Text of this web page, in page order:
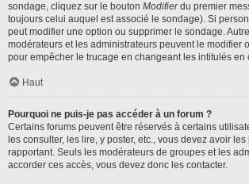
sondage, cliquez sur le bouton Modifierdu premier
toujours celui auquel est associé le sondage). Si
peut modifier une option ou supprimer le sondage.
modérateurs et les administrateurs peuvent le modifier
pour empêcher le trucage en changeant les intitulés en
Haut
Pourquoi ne puis-je pas accéder à un forum ?
Certains forums peuvent être réservés à certains
les consulter, les lire, y poster, etc., vous devez avoir les
rapportant. Seuls les modérateurs de groupes et les
accorder ces accès, vous devez donc les contacter.